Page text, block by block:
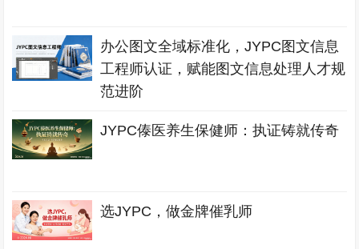
办公图文全域标准化，JYPC图文信息
工程师认证，赋能图文信息处理人才规
范进阶
JYPC傣医养生保健师：执证铸就传奇
选JYPC，做金牌催乳师